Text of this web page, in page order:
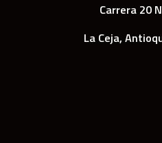
Carrera 20
La Ceja,